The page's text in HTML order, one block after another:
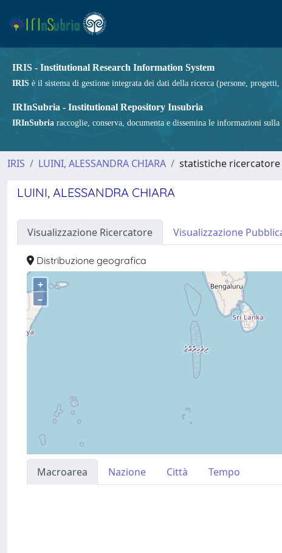
IRIS - Institutional Research Information System
IRIS è il sistema di gestione integrata dei dati della ricerca (persone,
IRInSubria - Institutional Repository Insubria
IRInSubria raccoglie, conserva, documenta e dissemina le informazioni
IRIS LUINI, ALESSANDRA CHIARA statistiche ricercatore
LUINI, ALESSANDRA CHIARA
Visualizzazione Ricercatore Visualizzazione
Distribuzione geografica
+
–
Macroarea Nazione Città
Tempo